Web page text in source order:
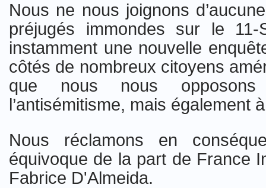
Nous ne nous joignons
préjugés immondes sur le 11-
instamment une nouvelle
côtés de nombreux citoyens
que nous nous
l’antisémitisme, mais également
Nous réclamons en
équivoque de la part de France
Fabrice D'Almeida.